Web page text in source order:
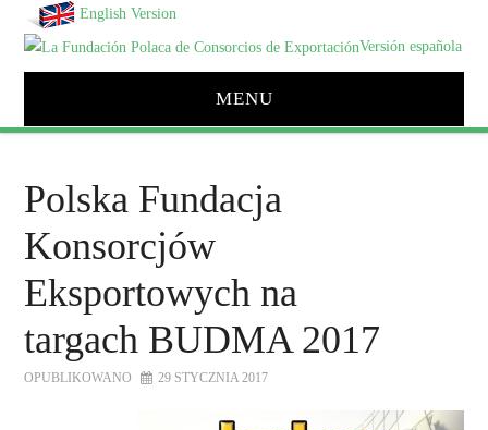
English Version
Versión española
MENU
KALENDARIUM WYDARZEŃ
O FUNDACJI
WSPÓŁPRACA
Polska Fundacja
Konsorcjów
Eksportowych na
targach BUDMA 2017
OPUBLIKOWANO 29 STYCZNIA 2017